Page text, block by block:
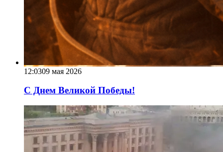
12:0309 мая 2026
С Днем Великой Победы!